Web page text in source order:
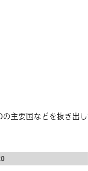
主要国などを抜き出